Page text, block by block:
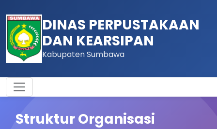
DINAS PERPUSTAKAAN
DAN KEARSIPAN
Kabupaten Sumbawa
Struktur Organisasi